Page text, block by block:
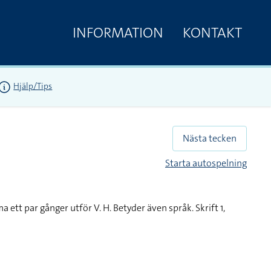
INFORMATION KONTAKT
Hjälp/Tips
Nästa tecken
Starta autospelning
ett par gånger utför V. H. Betyder även språk. Skrift 1,